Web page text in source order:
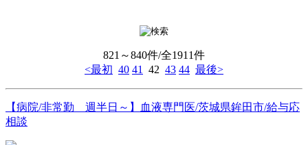
821～840件/全1911件
<最初 40 41 42 43 44 最後>
【病院/非常勤 週半日～】血液専門医/茨城県鉾田市/給与応
相談